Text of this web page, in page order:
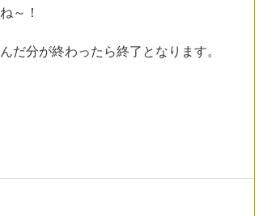
～！
だ分が終わったら終了となります。